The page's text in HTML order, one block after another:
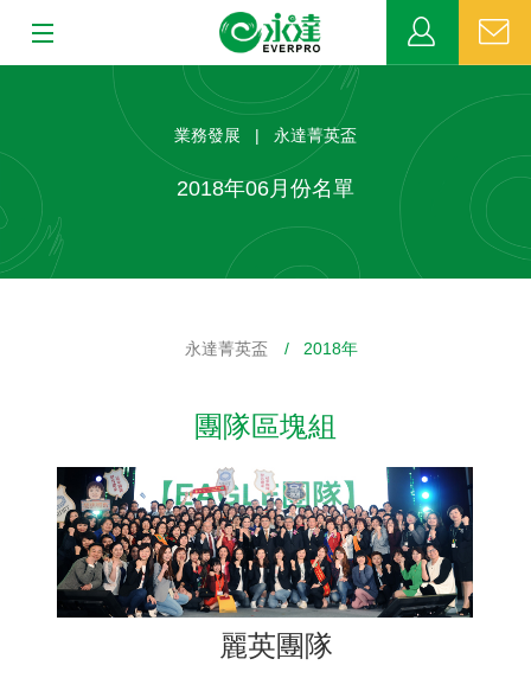
MDRT
網站連結
聯絡我們
業務發展 | 永達菁英盃
2018年06月份名單
永達菁英盃 / 2018年
團隊區塊組
麗英團隊